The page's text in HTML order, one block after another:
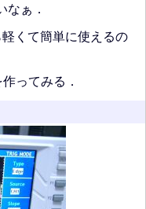
なぁ．
くて簡単に使えるの
ってみる．